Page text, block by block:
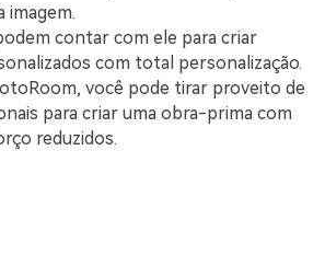
imagem.
contar com ele para criar
com total personalização.
você pode tirar proveito de
para criar uma obra-prima com
reduzidos.